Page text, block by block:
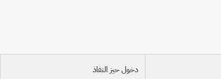
دخول حيز النفاذ